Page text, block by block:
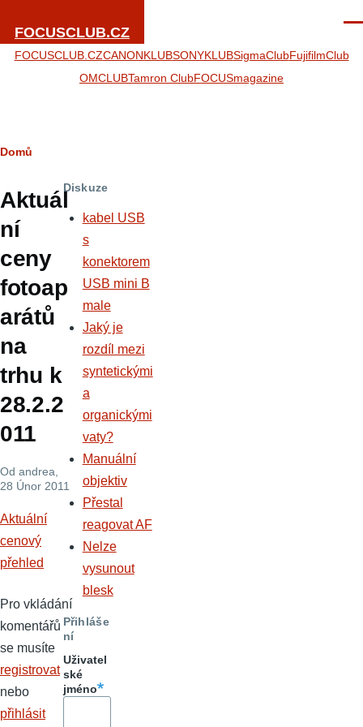
FOCUSCLUB.CZ
FOCUSCLUB.CZCANONKLUBSONYKLUBSigmaClubFujifilmClub
OMCLUBTamron ClubFOCUSmagazine
Drobečková
navigace
Domů
Aktuál
ní
ceny
fotoap
arátů
na
trhu k
28.2.2
011
Od andrea
28 Únor 2011
Aktuální
cenový
přehled
Pro vkládání
komentářů
se musíte
registrovat
nebo
přihlásit
Diskuze
kabel USB
s
konektorem
USB mini B
male
Jaký je
rozdíl mezi
syntetickými
a
organickými
vaty?
Manuální
objektiv
Přestal
reagovat AF
Nelze
vysunout
blesk
Přihláše
ní
Uživatel
ské
jméno